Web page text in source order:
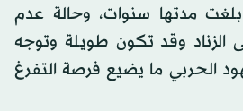
مدتها سنوات، وحالة عدم
الزناد وقد تكون طويلة وتوجه
الحربي ما يضيع فرصة التفرغ